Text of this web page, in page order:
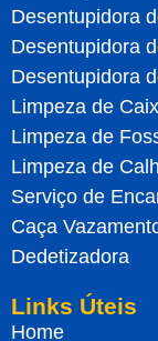
Desentupidora
Desentupidora
Desentupidora
Limpeza de
Limpeza de
Limpeza de
Serviço de
Caça
Dedetizadora
Links Úteis
Home